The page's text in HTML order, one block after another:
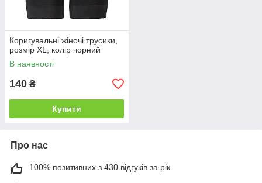
Коригувальні жіночі трусики,
розмір XL, колір чорний
В наявності
140 ₴
Купити
Про нас
100% позитивних з 430 відгуків за рік